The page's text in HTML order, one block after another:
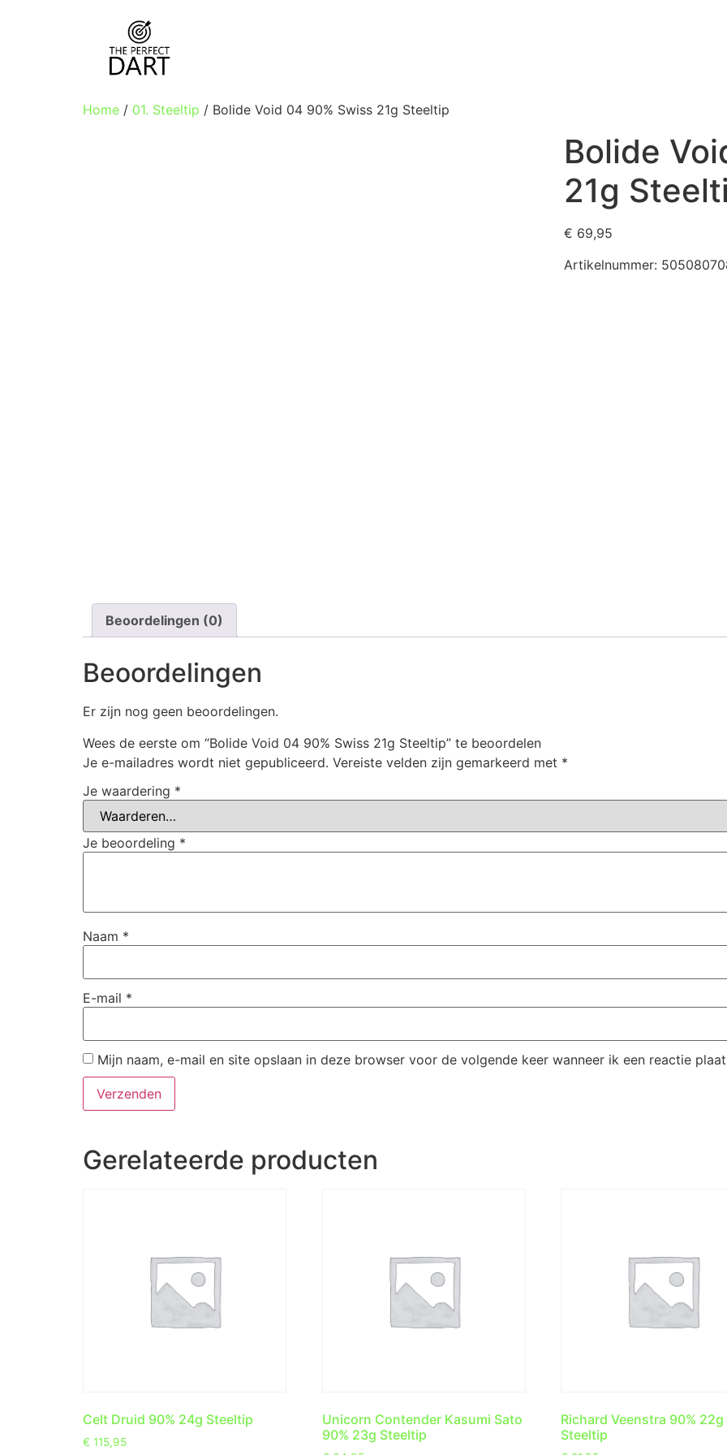
Home / 01. Steeltip / Bolide Void 04 90% Swiss 21g Steeltip
Bolide
21g
€ 69,95
Artikelnummer:
Beoordelingen (0)
Beoordelingen
Er zijn nog geen beoordelingen.
Wees de eerste om “Bolide Void 04 90% Swiss 21g Steeltip” te beoordelen
Je e-mailadres wordt niet gepubliceerd. Vereiste velden zijn gemarkeerd met *
Je waardering *
Je beoordeling *
Naam *
E-mail *
Mijn naam, e-mail en site opslaan in deze browser voor de volgende keer wanneer ik een reactie
Gerelateerde producten
Celt Druid 90% 24g Steeltip
€ 115,95
Unicorn Contender Kasumi Sato
90% 23g Steeltip
Richard Veenstra 90% 22g
Steeltip